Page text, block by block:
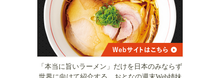
「本当に旨いラーメン」だけを日本のみならず